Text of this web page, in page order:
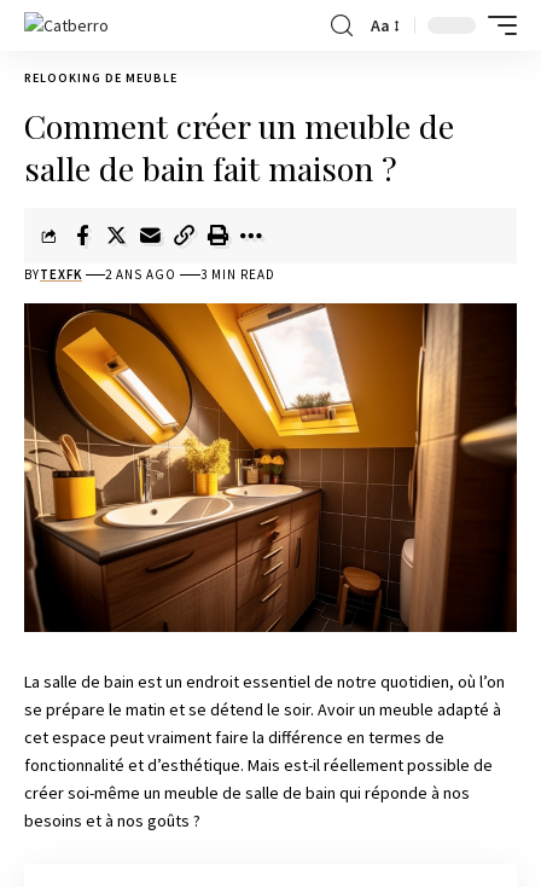
Aa
RELOOKING DE MEUBLE
Comment créer un meuble de
salle de bain fait maison ?
BYTEXFK 2 ANS AGO 3 MIN READ
La salle de bain est un endroit essentiel de notre quotidien, où l’on
se prépare le matin et se détend le soir. Avoir un meuble adapté à
cet espace peut vraiment faire la différence en termes de
fonctionnalité et d’esthétique. Mais est-il réellement possible de
créer soi-même un meuble de salle de bain qui réponde à nos
besoins et à nos goûts ?